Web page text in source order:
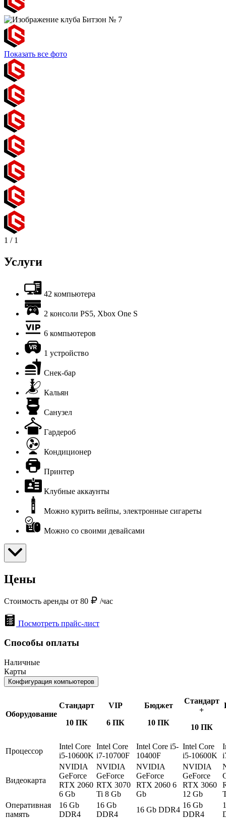
Показать все фото
1 / 1
Услуги
42 компьютера
2 консоли PS5, Xbox One S
6 компьютеров
1 устройство
Снек-бар
Кальян
Санузел
Гардероб
Кондиционер
Принтер
Клубные аккаунты
Можно курить вейпы, электронные сигареты
Можно со своими девайсами
Цены
Стоимость аренды от 80 /час
Посмотреть прайс-лист
Способы оплаты
Наличные
Карты
Конфигурация компьютеров
Оборудование
Стандарт
10 ПК
VIP
6 ПК
Бюджет
10 ПК
Стандарт
+
10 ПК
Процессор
Intel Core
i5-10600K
Intel Core
i7-10700F
Intel Core i5-
10400F
Intel Core
i5-10600K
Видеокарта
NVIDIA
GeForce
RTX 2060
6 Gb
NVIDIA
GeForce
RTX 3070
Ti 8 Gb
NVIDIA
GeForce
RTX 2060 6
Gb
NVIDIA
GeForce
RTX 3060
12 Gb
Оперативная
память
16 Gb
DDR4
16 Gb
DDR4
16 Gb DDR4
16 Gb
DDR4